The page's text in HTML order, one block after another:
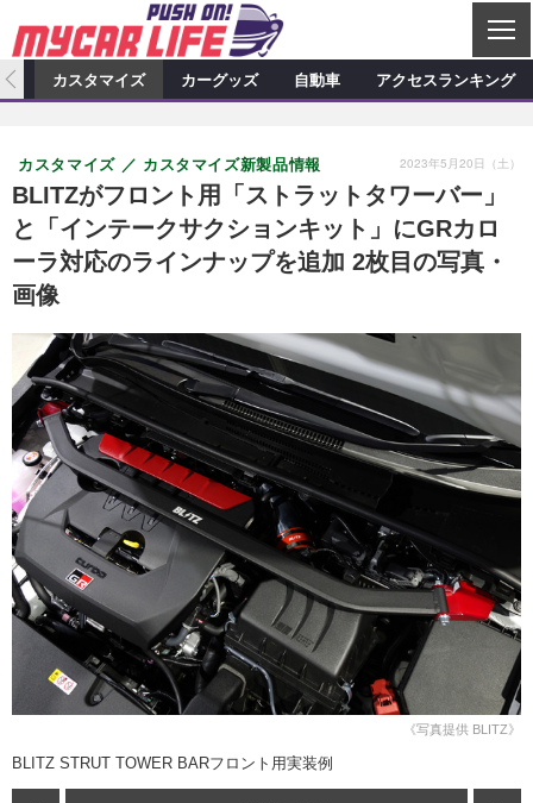
C
L
S
カーオーディオ
プロショップ検索
カーオーディオニュース デモカー製作記
その他
カスタマイズ特集記事 カスタマイズ新製品情報
カスタマイズニュース
カーグッズ
カーグッズ特集記事 カーグッズ新製品情報
カーグッズニュース
自動車
スクープ
アクセスランキング
カスタマイズ カーグッズ 自動車 アクセスランキング
BLITZがフロント用「ストラットタワーバー」
と「インテークサクションキット」にGRカロ
ーラ対応のラインナップを追加 2枚目の写真・
画像
カスタマイズ カスタマイズ新製品情報 2023年5月20日（土）
《写真提供 BLITZ》
BLITZ STRUT TOWER BARフロント用実装例